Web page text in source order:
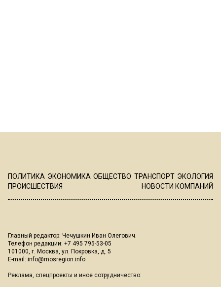
ПОЛИТИКА ЭКОНОМИКА ОБЩЕСТВО ТРАНСПОРТ ЭКОЛОГИЯ
ПРОИСШЕСТВИЯ
НОВОСТИ КОМПАНИЙ
Главный редактор: Чечушкин Иван Олегович.
Телефон редакции: +7 495 795-53-05
101000, г. Москва, ул. Покровка, д. 5
E-mail: info@mosregion.info
Реклама, спецпроекты и иное сотрудничество: